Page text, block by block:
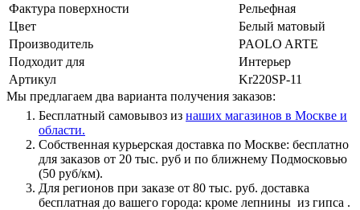
Фактура поверхности
Рельефная
Цвет
Белый матовый
Производитель
PAOLO ARTE
Подходит для
Интерьер
Артикул
Kr220SP-11
Мы предлагаем два варианта получения заказов:
Бесплатный самовывоз из наших магазинов в Москве и
области.
Собственная курьерская доставка по Москве: бесплатно
для заказов от 20 тыс. руб и по ближнему Подмосковью
(50 руб/км).
Для регионов при заказе от 80 тыс. руб. доставка
бесплатная до вашего города: кроме лепнины из гипса .